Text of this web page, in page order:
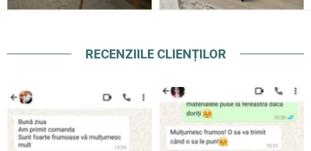
RECENZIILE CLIENȚILOR